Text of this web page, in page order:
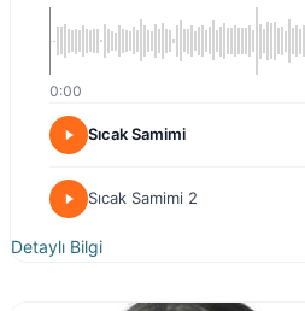
0:00
Sıcak Samimi
Sıcak Samimi 2
Detaylı Bilgi